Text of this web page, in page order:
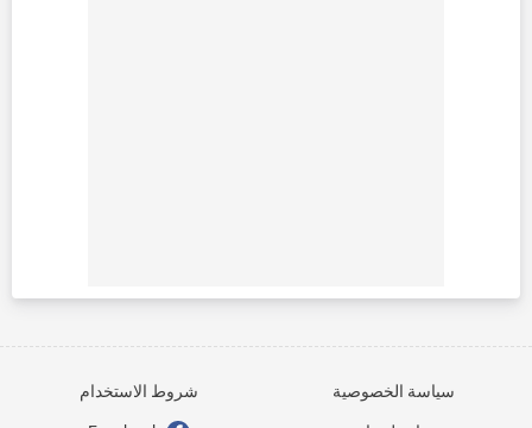
سياسة الخصوصية شروط الاستخدام